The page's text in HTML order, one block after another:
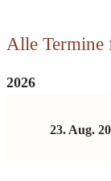
Alle Termine
2026
23. Aug.